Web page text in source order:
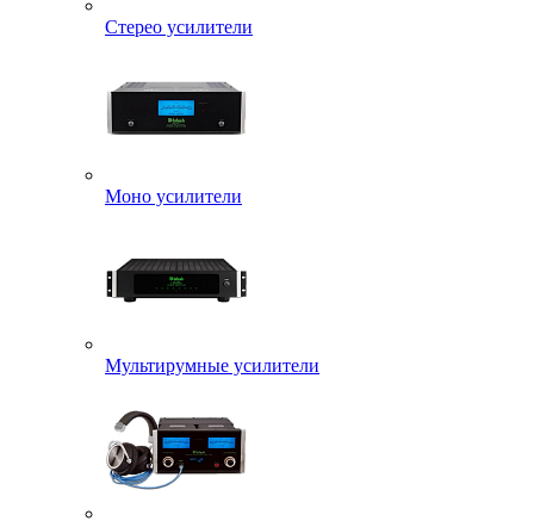
Стерео усилители
Моно усилители
Мультирумные усилители